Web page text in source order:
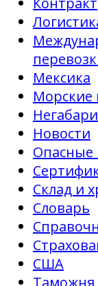
Мексика
Морские
Новости
Опасные
Склад и
Словарь
США
Таможня